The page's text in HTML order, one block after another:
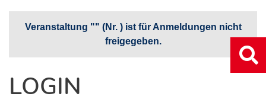
Veranstaltung "" (Nr. ) ist für Anmeldungen nicht
freigegeben.
LOGIN